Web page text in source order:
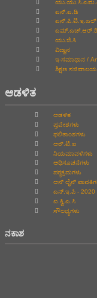
ಎನ್.ಎ.ಡಿ
ಎನ್.ಪಿ.ಟಿ.ಇ.ಎಲ್‌
ಯು.ಜಿ.ಸಿ
ವಿದ್ವಾನ
ಇ-ಸಮಾಧಾನ /
ಶಿಕ್ಷಣ ಸಚಿವಾಲಯ
ಆಡಳಿತ
ಆಡಳಿತ
ಪ್ರವೇಶಗಳು
ಫಲಿತಾಂಶಗಳು
ಆರ್.ಟಿ.ಐ
ನಿಯಮಾವಳಿಗಳು
ಅಧಿಸೂಚನೆಗಳು
ಪಠ್ಯಕ್ರಮಗಳು
ಆನ್‌ ಲೈನ್‌
ಎನ್.ಇ.ಪಿ - 2020
ಐ.ಕ್ವಿ.ಎ.ಸಿ
ಸೌಲಭ್ಯಗಳು
ನಕಾಶ